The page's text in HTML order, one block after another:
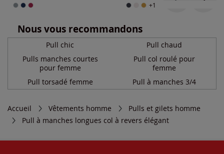
+1
Nous vous recommandons
Pull chic
Pulls manches courtes
pour femme
Pull chaud
Pull col roulé pour
femme
Pull torsadé femme
Pull à manches 3/4
Accueil Vêtements homme
Pulls et gilets homme
Pull à manches longues col à revers élégant